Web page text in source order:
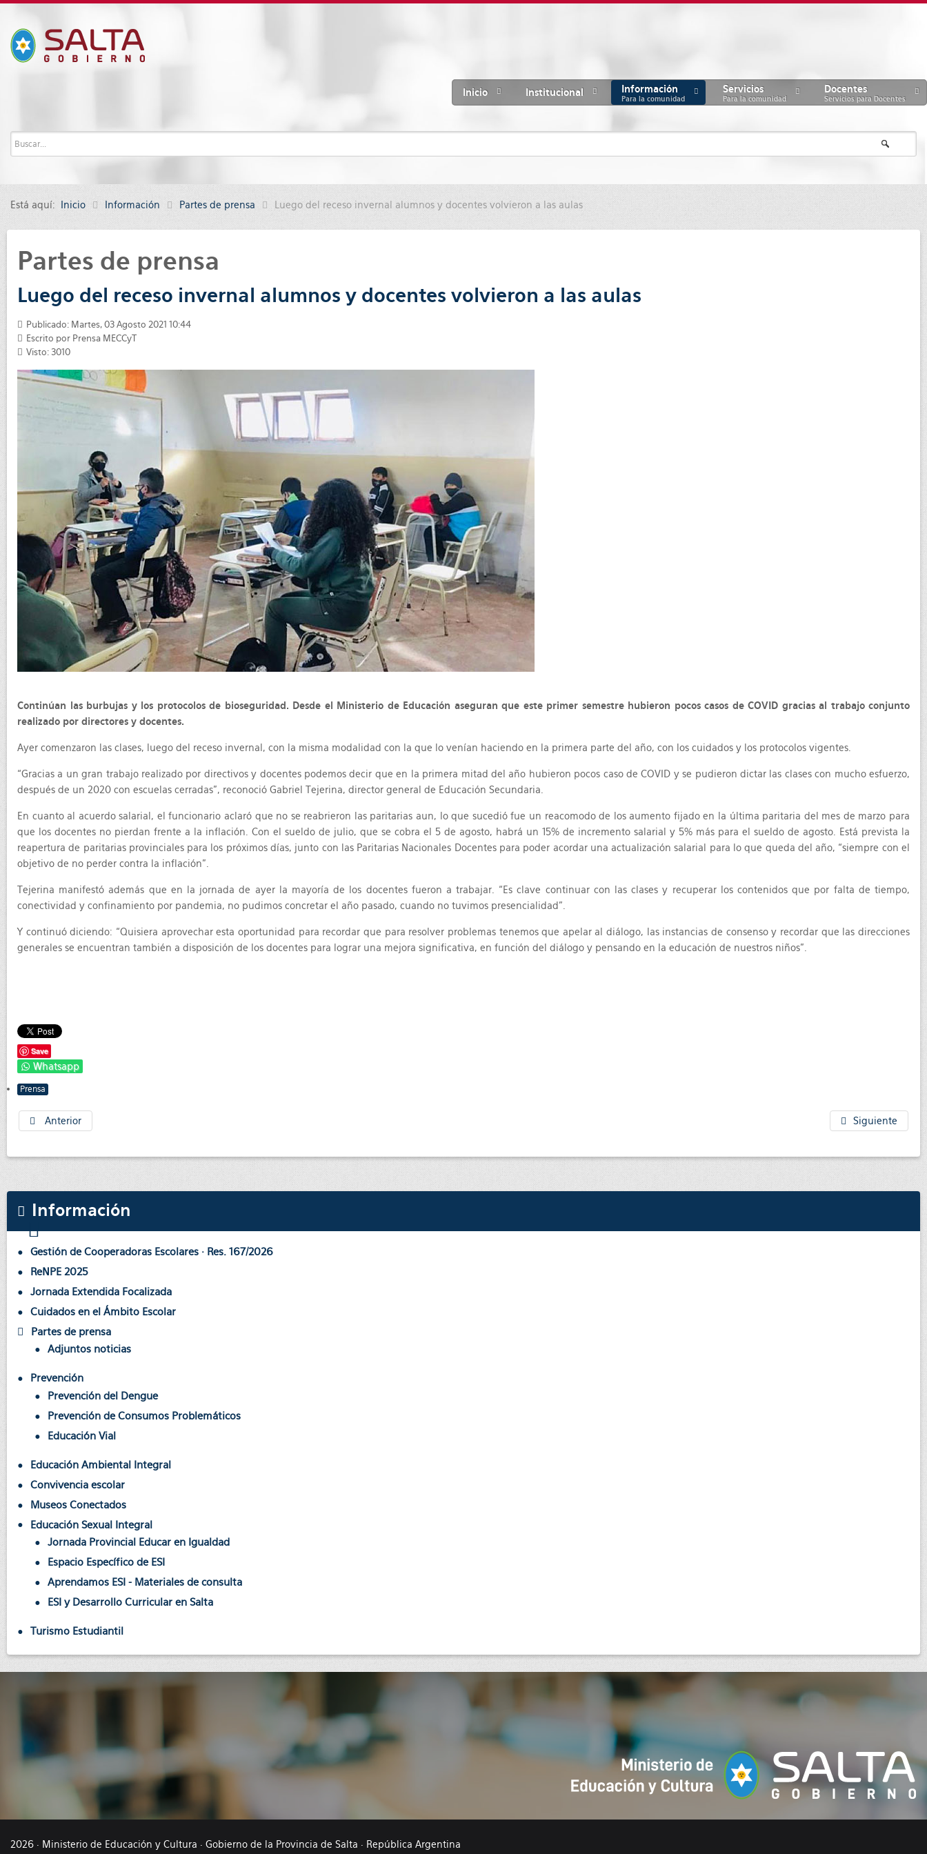
Inicio Institucional Información
Para la comunidad
Servicios
Para la comunidad
Docentes
Servicios para Docentes
Está aquí: Inicio Información Partes de prensa Luego del receso invernal alumnos y docentes volvieron a las aulas
Partes de prensa
Luego del receso invernal alumnos y docentes volvieron a las aulas
Publicado: Martes, 03 Agosto 2021 10:44
Escrito por Prensa MECCyT
Visto: 3010
Continúan las burbujas y los protocolos de bioseguridad. Desde el Ministerio de Educación aseguran que este primer semestre hubieron pocos casos de COVID gracias al trabajo conjunto
realizado por directores y docentes.
Ayer comenzaron las clases, luego del receso invernal, con la misma modalidad con la que lo venían haciendo en la primera parte del año, con los cuidados y los protocolos vigentes.
“Gracias a un gran trabajo realizado por directivos y docentes podemos decir que en la primera mitad del año hubieron pocos caso de COVID y se pudieron dictar las clases con mucho esfuerzo,
después de un 2020 con escuelas cerradas”, reconoció Gabriel Tejerina, director general de Educación Secundaria.
En cuanto al acuerdo salarial, el funcionario aclaró que no se reabrieron las paritarias aun, lo que sucedió fue un reacomodo de los aumento fijado en la última paritaria del mes de marzo para
que los docentes no pierdan frente a la inflación. Con el sueldo de julio, que se cobra el 5 de agosto, habrá un 15% de incremento salarial y 5% más para el sueldo de agosto. Está prevista la
reapertura de paritarias provinciales para los próximos días, junto con las Paritarias Nacionales Docentes para poder acordar una actualización salarial para lo que queda del año, “siempre con el
objetivo de no perder contra la inflación”.
Tejerina manifestó además que en la jornada de ayer la mayoría de los docentes fueron a trabajar. “Es clave continuar con las clases y recuperar los contenidos que por falta de tiempo,
conectividad y confinamiento por pandemia, no pudimos concretar el año pasado, cuando no tuvimos presencialidad”.
Y continuó diciendo: “Quisiera aprovechar esta oportunidad para recordar que para resolver problemas tenemos que apelar al diálogo, las instancias de consenso y recordar que las direcciones
generales se encuentran también a disposición de los docentes para lograr una mejora significativa, en función del diálogo y pensando en la educación de nuestros niños”.
Save
Whatsapp
Prensa
Anterior Siguiente
Información
Gestión de Cooperadoras Escolares · Res. 167/2026
ReNPE 2025
Jornada Extendida Focalizada
Cuidados en el Ámbito Escolar
Partes de prensa
Adjuntos noticias
Prevención
Prevención del Dengue
Prevención de Consumos Problemáticos
Educación Vial
Educación Ambiental Integral
Convivencia escolar
Museos Conectados
Educación Sexual Integral
Jornada Provincial Educar en Igualdad
Espacio Específico de ESI
Aprendamos ESI - Materiales de consulta
ESI y Desarrollo Curricular en Salta
Turismo Estudiantil
2026 · Ministerio de Educación y Cultura · Gobierno de la Provincia de Salta · República Argentina